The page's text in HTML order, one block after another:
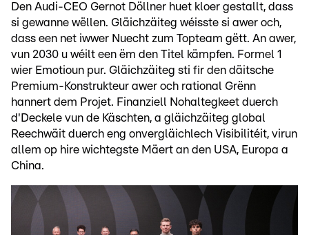
Den Audi-CEO Gernot Döllner huet kloer gestallt, dass
si gewanne wëllen. Gläichzäiteg wéisste si awer och,
dass een net iwwer Nuecht zum Topteam gëtt. An awer,
vun 2030 u wéilt een ëm den Titel kämpfen. Formel 1
wier Emotioun pur. Gläichzäiteg sti fir den däitsche
Premium-Konstrukteur awer och rational Grënn
hannert dem Projet. Finanziell Nohaltegkeet duerch
d'Deckele vun de Käschten, a gläichzäiteg global
Reechwäit duerch eng onvergläichlech Visibilitéit, virun
allem op hire wichtegste Mäert an den USA, Europa a
China.